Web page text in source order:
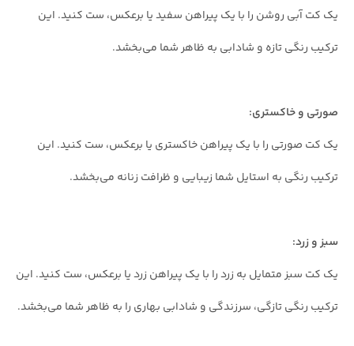
یک کت آبی روشن را با یک پیراهن سفید یا برعکس، ست کنید. این
ترکیب رنگی تازه و شادابی به ظاهر شما می‌بخشد.
صورتی و خاکستری:
یک کت صورتی را با یک پیراهن خاکستری یا برعکس، ست کنید. این
ترکیب رنگی به استایل شما زیبایی و ظرافت زنانه می‌بخشد.
سبز و زرد:
یک کت سبز متمایل به زرد را با یک پیراهن زرد یا برعکس، ست کنید. این
ترکیب رنگی تازگی، سرزندگی و شادابی بهاری را به ظاهر شما می‌بخشد.